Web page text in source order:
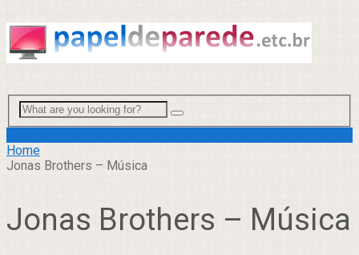
Home
Jonas Brothers – Música
Jonas Brothers – Música